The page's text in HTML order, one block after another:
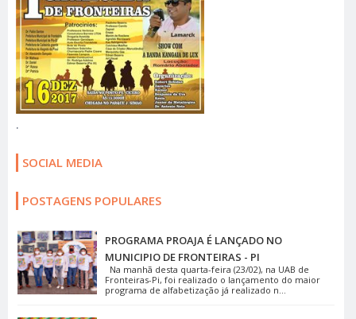
.
SOCIAL MEDIA
POSTAGENS POPULARES
PROGRAMA PROAJA É LANÇADO NO
MUNICIPIO DE FRONTEIRAS - PI
Na manhã desta quarta-feira (23/02), na UAB de
Fronteiras-Pi, foi realizado o lançamento do maior
programa de alfabetização já realizado n...